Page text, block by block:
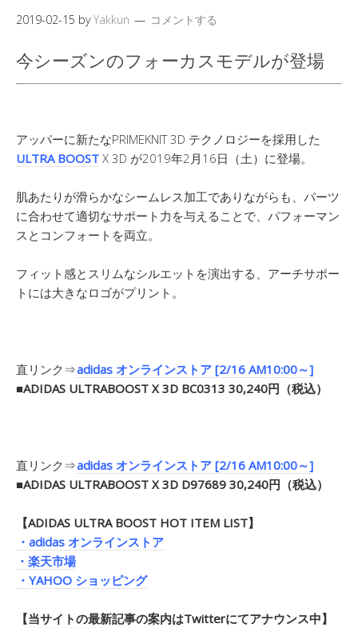
2019-02-15 byYakkun コメントする
今シーズンのフォーカスモデルが登場
アッパーに新たなPRIMEKNIT 3D テクノロジーを採用した
ULTRA BOOST X 3D が2019年2月16日（土）に登場。
肌あたりが滑らかなシームレス加工でありながらも、パーツ
に合わせて適切なサポート力を与えることで、パフォーマン
スとコンフォートを両立。
フィット感とスリムなシルエットを演出する、アーチサポー
トには大きなロゴがプリント。
直リンク⇒adidas オンラインストア [2/16 AM10:00～]
■ADIDAS ULTRABOOST X 3D BC0313 30,240円（税込）
直リンク⇒adidas オンラインストア [2/16 AM10:00～]
■ADIDAS ULTRABOOST X 3D D97689 30,240円（税込）
【ADIDAS ULTRA BOOST HOT ITEM LIST】
・adidas オンラインストア
・楽天市場
・YAHOO ショッピング
【当サイトの最新記事の案内はTwitterにてアナウンス中】